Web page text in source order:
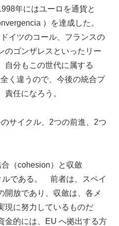
年にはユーロを通貨と
）を達成した。
イツのコール、フランスの
のゴンザレスといったリー
自分もこの世代に属する
く違うので、今後の統合プ
責任になろう。
サイクル、2つの前進、2つ
（cohesion）と収斂
ルである。 前者は、スペイ
開放であり、収斂は、各メ
現に努力しているものだ
金的には、EU へ拠出する方